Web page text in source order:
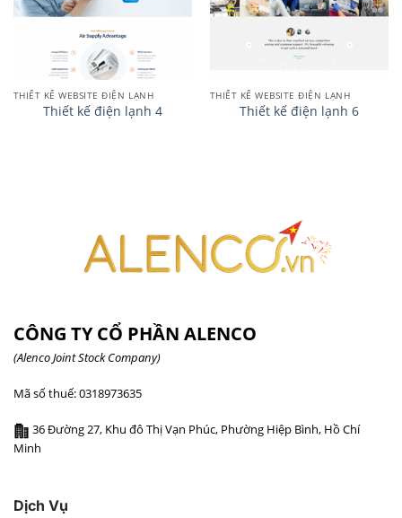
THIẾT KẾ WEBSITE ĐIỆN LẠNH
Thiết kế điện lạnh 4
THIẾT KẾ WEBSITE ĐIỆN LẠNH
Thiết kế điện lạnh 6
CÔNG TY CỔ PHẦN ALENCO
(Alenco Joint Stock Company)
Mã số thuế: 0318973635
36 Đường 27, Khu đô Thị Vạn Phúc, Phường Hiệp Bình, Hồ Chí
Minh
Dịch Vụ